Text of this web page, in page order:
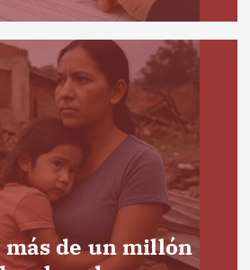
más de un millón